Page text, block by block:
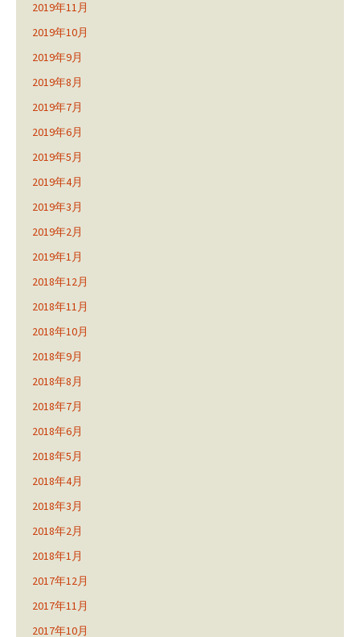
2019年11月
2019年10月
2019年9月
2019年8月
2019年7月
2019年6月
2019年5月
2019年4月
2019年3月
2019年2月
2019年1月
2018年12月
2018年11月
2018年10月
2018年9月
2018年8月
2018年7月
2018年6月
2018年5月
2018年4月
2018年3月
2018年2月
2018年1月
2017年12月
2017年11月
2017年10月